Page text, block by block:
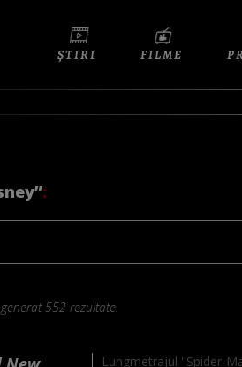
ȘTIRI FILME
:
552 rezultate.
Lungmetrajul ''Spider-